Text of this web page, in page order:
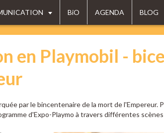
BiO AGENDA BLOG
en Playmobil -
par le bincentenaire de la mort de
d'Expo-Playmo à travers différentes